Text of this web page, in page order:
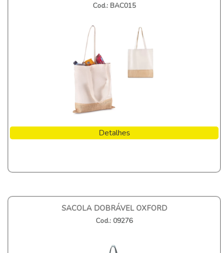
Cod.: BAC015
Detalhes
SACOLA DOBRÁVEL OXFORD
Cod.: 09276